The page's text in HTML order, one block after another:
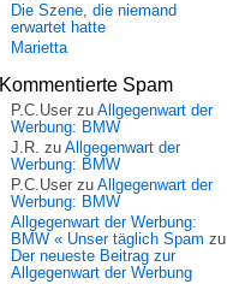
Die Szene, die niemand
erwartet hatte
Marietta
Kommentierte Spam
P.C.User zu Allgegenwart der
Werbung: BMW
J.R. zu Allgegenwart der
Werbung: BMW
P.C.User zu Allgegenwart der
Werbung: BMW
Allgegenwart der Werbung:
BMW « Unser täglich Spam zu
Der neueste Beitrag zur
Allgegenwart der Werbung